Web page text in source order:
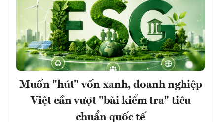
Muốn "hút" vốn xanh, doanh nghiệp
Việt cần vượt "bài kiểm tra" tiêu
chuẩn quốc tế